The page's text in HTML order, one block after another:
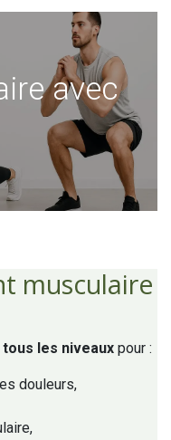
avec
musculaire
les niveaux pour :
douleurs,